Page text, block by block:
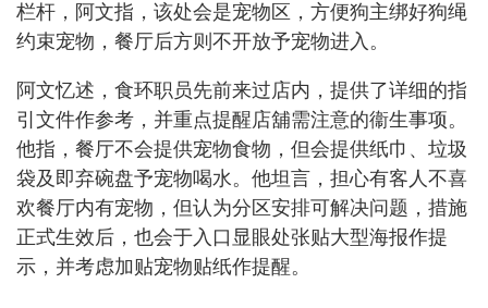
栏杆，阿文指，该处会是宠物区，方便狗主绑好狗绳
约束宠物，餐厅后方则不开放予宠物进入。
阿文忆述，食环职员先前来过店内，提供了详细的指
引文件作参考，并重点提醒店舖需注意的衞生事项。
他指，餐厅不会提供宠物食物，但会提供纸巾、垃圾
袋及即弃碗盘予宠物喝水。他坦言，担心有客人不喜
欢餐厅内有宠物，但认为分区安排可解决问题，措施
正式生效后，也会于入口显眼处张贴大型海报作提
示，并考虑加贴宠物贴纸作提醒。